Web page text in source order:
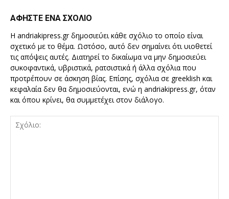
ΑΦΗΣΤΕ ΕΝΑ ΣΧΟΛΙΟ
Η andriakipress.gr δημοσιεύει κάθε σχόλιο το οποίο είναι
σχετικό με το θέμα. Ωστόσο, αυτό δεν σημαίνει ότι υιοθετεί
τις απόψεις αυτές. Διατηρεί το δικαίωμα να μην δημοσιεύει
συκοφαντικά, υβριστικά, ρατσιστικά ή άλλα σχόλια που
προτρέπουν σε άσκηση βίας. Επίσης, σχόλια σε greeklish και
κεφαλαία δεν θα δημοσιεύονται, ενώ η andriakipress.gr, όταν
και όπου κρίνει, θα συμμετέχει στον διάλογο.